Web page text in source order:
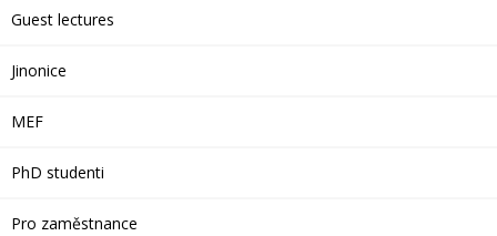
Guest lectures
Jinonice
MEF
PhD studenti
Pro zaměstnance